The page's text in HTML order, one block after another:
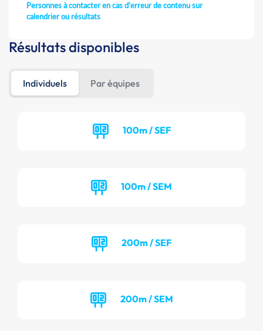
Personnes à contacter en cas d'erreur de contenu sur
calendrier ou résultats
Résultats disponibles
Individuels Par équipes
100m / SEF
100m / SEM
200m / SEF
200m / SEM